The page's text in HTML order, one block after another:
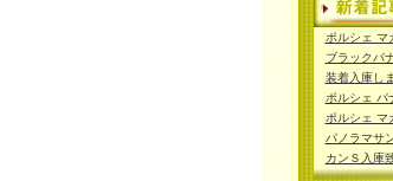
ポルシェ マ
ブラックパ
装着入庫し
ポルシェ パ
ポルシェ マ
パノラマサ
カンＳ入庫